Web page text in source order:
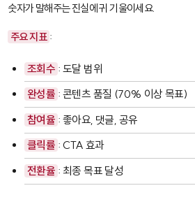
숫자가 말해주는 진실에 귀 기울이세요.
주요 지표 :
조회수 : 도달 범위
완성률 : 콘텐츠 품질 (70% 이상 목표)
참여율 : 좋아요, 댓글, 공유
클릭률 : CTA 효과
전환율 : 최종 목표 달성